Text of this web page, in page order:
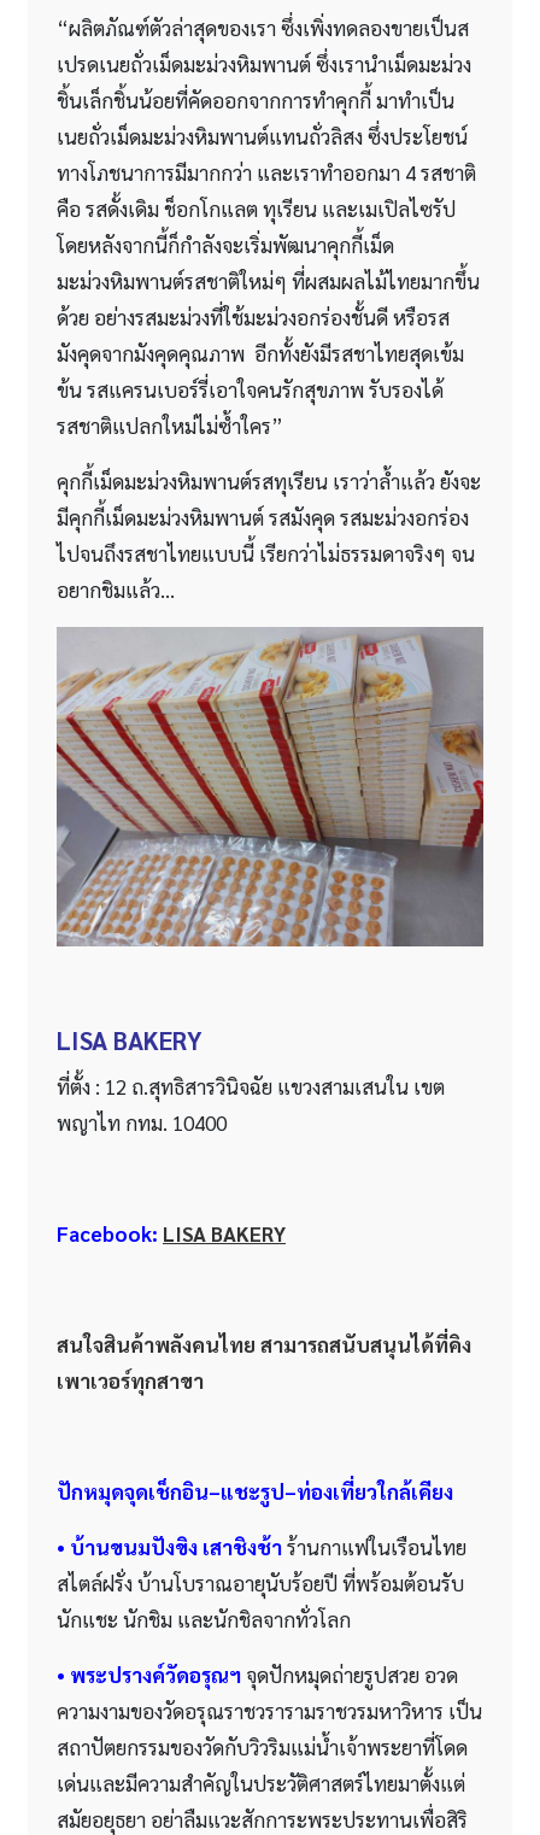
“ผลิตภัณฑ์ตัวล่าสุดของเรา ซึ่งเพิ่งทดลองขายเป็นส
เปรดเนยถั่วเม็ดมะม่วงหิมพานต์ ซึ่งเรานำเม็ดมะม่วง
ชิ้นเล็กชิ้นน้อยที่คัดออกจากการทำคุกกี้ มาทำเป็น
เนยถั่วเม็ดมะม่วงหิมพานต์แทนถั่วลิสง ซึ่งประโยชน์
ทางโภชนาการมีมากกว่า และเราทำออกมา 4 รสชาติ
คือ รสดั้งเดิม ช็อกโกแลต ทุเรียน และเมเปิลไซรัป
โดยหลังจากนี้ก็กำลังจะเริ่มพัฒนาคุกกี้เม็ด
มะม่วงหิมพานต์รสชาติใหม่ๆ ที่ผสมผลไม้ไทยมากขึ้น
ด้วย อย่างรสมะม่วงที่ใช้มะม่วงอกร่องชั้นดี หรือรส
มังคุดจากมังคุดคุณภาพ อีกทั้งยังมีรสชาไทยสุดเข้ม
ข้น รสแครนเบอร์รี่เอาใจคนรักสุขภาพ รับรองได้
รสชาติแปลกใหม่ไม่ซ้ำใคร”
คุกกี้เม็ดมะม่วงหิมพานต์รสทุเรียน เราว่าล้ำแล้ว ยังจะ
มีคุกกี้เม็ดมะม่วงหิมพานต์ รสมังคุด รสมะม่วงอกร่อง
ไปจนถึงรสชาไทยแบบนี้ เรียกว่าไม่ธรรมดาจริงๆ จน
อยากชิมแล้ว…
LISA BAKERY
ที่ตั้ง : 12 ถ.สุทธิสารวินิจฉัย แขวงสามเสนใน เขต
พญาไท กทม. 10400
Facebook: LISA BAKERY
สนใจสินค้าพลังคนไทย สามารถสนับสนุนได้ที่คิง
เพาเวอร์ทุกสาขา
ปักหมุดจุดเช็กอิน–แชะรูป–ท่องเที่ยวใกล้เคียง
• บ้านขนมปังขิง เสาชิงช้าร้านกาแฟในเรือนไทย
สไตล์ฝรั่ง บ้านโบราณอายุนับร้อยปี ที่พร้อมต้อนรับ
นักแชะ นักชิม และนักชิลจากทั่วโลก
• พระปรางค์วัดอรุณฯ จุดปักหมุดถ่ายรูปสวย อวด
ความงามของวัดอรุณราชวรารามราชวรมหาวิหาร เป็น
สถาปัตยกรรมของวัดกับวิวริมแม่น้ำเจ้าพระยาที่โดด
เด่นและมีความสำคัญในประวัติศาสตร์ไทยมาตั้งแต่
สมัยอยุธยา อย่าลืมแวะสักการะพระประทานเพื่อสิริ